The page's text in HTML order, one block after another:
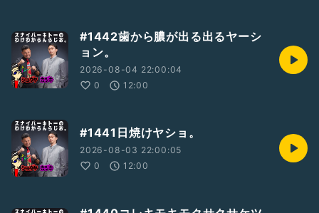
#1442歯から膿が出る出るヤーシ
ョン。
2026-08-04 22:00:04
0
12:00
#1441日焼けヤショ。
2026-08-03 22:00:05
0
12:00